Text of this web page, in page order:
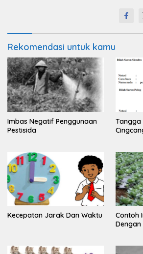
Rekomendasi untuk kamu
Imbas Negatif Penggunaan
Pestisida
Tangga
Kecepatan Jarak Dan Waktu
Contoh
Dengan